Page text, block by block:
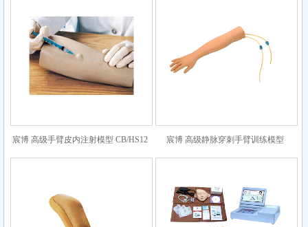
宸博 高级手臂皮内注射模型 CB/HS12 宸博 高级静脉穿刺手臂训练模型
CB/HS1